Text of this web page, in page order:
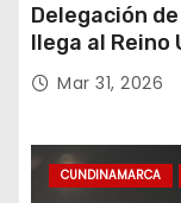
Delegación
llega al Reino
destacada
Mar 31, 2026
CUNDINAMARCA